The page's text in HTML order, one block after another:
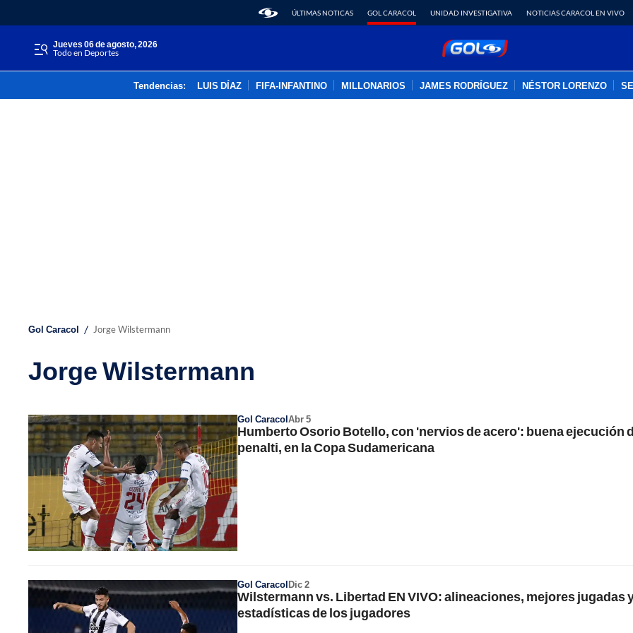
ÚLTIMAS NOTICAS GOL CARACOL UNIDAD INVESTIGATIVA NOTICIAS CARACOL EN VIVO
jueves 06 de agosto, 2026
Todo en Deportes
Tendencias: LUIS DÍAZ FIFA-INFANTINO MILLONARIOS JAMES RODRÍGUEZ NÉSTOR LORENZO
Gol Caracol / Jorge Wilstermann
Jorge Wilstermann
Gol CaracolAbr 5
Humberto Osorio Botello, con 'nervios de acero': buena ejecución
penalti, en la Copa Sudamericana
Gol CaracolDic 2
Wilstermann vs. Libertad EN VIVO: alineaciones, mejores jugadas
estadísticas de los jugadores